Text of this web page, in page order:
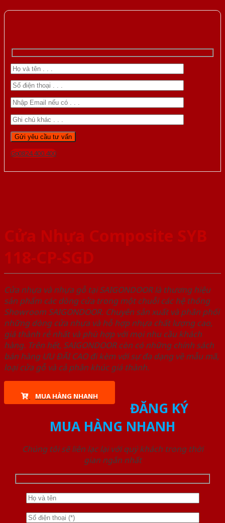
Gọi 0824.400.400
Cửa Nhựa Composite SYB
118-CP-SGD
Cửa nhựa và nhựa gỗ tại SAIGONDOOR là thương hiệu
sản phẩm các dòng cửa trong một chuỗi các hệ thống
Showroom SAIGONDOOR. Chuyên sản xuất và phân phối
những dòng cửa nhựa và hỗ hợp nhựa chất lượng cao,
giá thành rẻ nhất và phù hợp với mọi nhu cầu khách
hàng. Trên hết, SAIGONDOOR còn có những chính sách
bán hàng ƯU ĐÃI CAO đi kèm với sự đa dạng về mẫu mã,
loại cửa gỗ và cả phân khúc giá thành.
MUA HÀNG NHANH
ĐĂNG KÝ
MUA HÀNG NHANH
Chúng tôi sẽ liên lạc lại với quý khách trong thời
gian ngắn nhất